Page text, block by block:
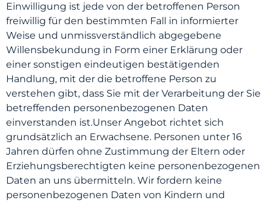
Einwilligung ist jede von der betroffenen Person
freiwillig für den bestimmten Fall in informierter
Weise und unmissverständlich abgegebene
Willensbekundung in Form einer Erklärung oder
einer sonstigen eindeutigen bestätigenden
Handlung, mit der die betroffene Person zu
verstehen gibt, dass Sie mit der Verarbeitung der Sie
betreffenden personenbezogenen Daten
einverstanden ist.Unser Angebot richtet sich
grundsätzlich an Erwachsene. Personen unter 16
Jahren dürfen ohne Zustimmung der Eltern oder
Erziehungsberechtigten keine personenbezogenen
Daten an uns übermitteln. Wir fordern keine
personenbezogenen Daten von Kindern und